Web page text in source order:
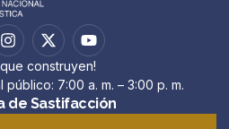
que construyen!
7:00 a. m. – 3:00 p. m.
de Sastifacción